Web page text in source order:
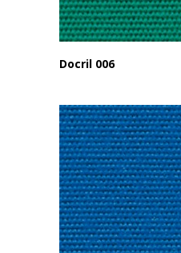
Docril 006